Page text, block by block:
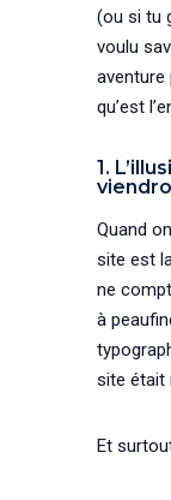
(ou si tu
voulu
aventure
qu’est
1.
Quand
site est
ne
à
site était
Et